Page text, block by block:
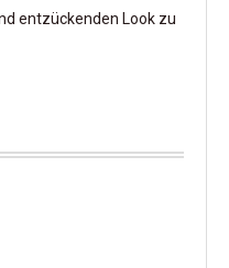
entzückenden Look zu